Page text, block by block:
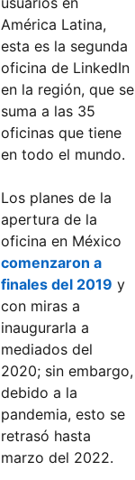
América Latina,
esta es la segunda
oficina de LinkedIn
en la región, que se
suma a las 35
oficinas que tiene
en todo el mundo.
Los planes de la
apertura de la
oficina en México
comenzaron a
finales del 2019 y
con miras a
inaugurarla a
mediados del
2020; sin embargo,
debido a la
pandemia, esto se
retrasó hasta
marzo del 2022.